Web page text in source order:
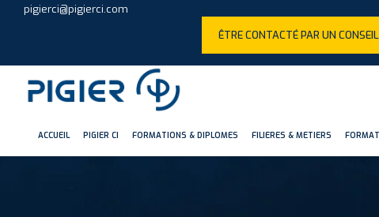
pigierci@pigierci.com
ÊTRE CONTACTÉ PAR UN
ACCUEIL PIGIER CI FORMATIONS & DIPLOMES FILIERES & METIERS